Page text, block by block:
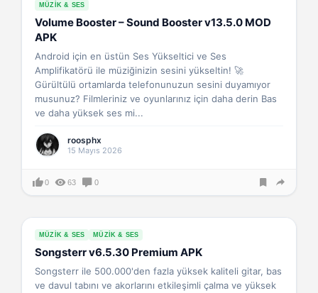
MÜZIK & SES
Volume Booster – Sound Booster v13.5.0 MOD
APK
Android için en üstün Ses Yükseltici ve Ses
Amplifikatörü ile müziğinizin sesini yükseltin! 🚀
Gürültülü ortamlarda telefonunuzun sesini duyamıyor
musunuz? Filmleriniz ve oyunlarınız için daha derin Bas
ve daha yüksek ses mi...
roosphx
15 Mayıs 2026
0 63 0
MÜZIK & SES MÜZIK & SES
Songsterr v6.5.30 Premium APK
Songsterr ile 500.000'den fazla yüksek kaliteli gitar, bas
ve davul tabını ve akorlarını etkileşimli çalma ve yüksek